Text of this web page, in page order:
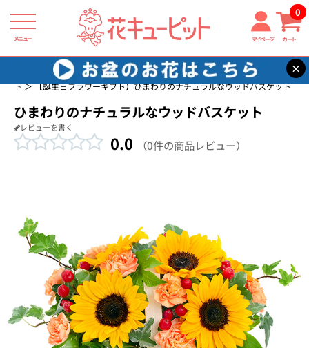
メニュー マイページ カート
0
×
花キューピット
誕生日に贈る花・花束・アレンジメントのフラワーギフ
ト
【誕生日フラワーギフト】ひまわりのナチュラルなウッドバスケット
ひまわりのナチュラルなウッドバスケット
レビューを書く
0.0 （0件の商品レビュー）